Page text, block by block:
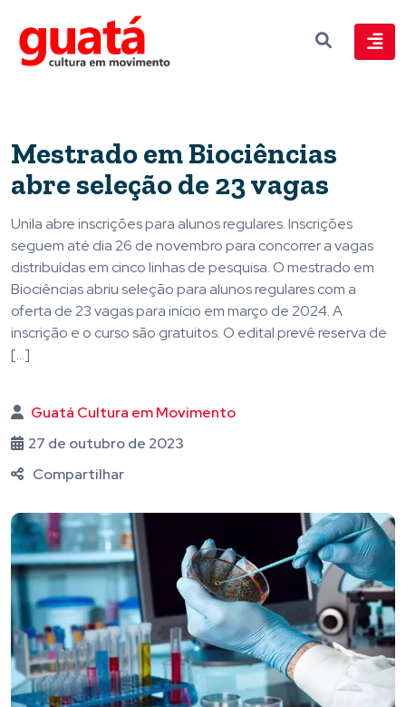
Mestrado em Biociências
abre seleção de 23 vagas
Unila abre inscrições para alunos regulares. Inscrições
seguem até dia 26 de novembro para concorrer a vagas
distribuídas em cinco linhas de pesquisa. O mestrado em
Biociências abriu seleção para alunos regulares com a
oferta de 23 vagas para início em março de 2024. A
inscrição e o curso são gratuitos. O edital prevê reserva de
[…]
Guatá Cultura em Movimento
27 de outubro de 2023
Compartilhar